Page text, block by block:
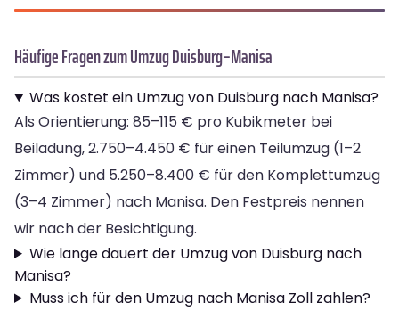
Häufige Fragen zum Umzug Duisburg–Manisa
Was kostet ein Umzug von Duisburg nach Manisa?
Als Orientierung: 85–115 € pro Kubikmeter bei
Beiladung, 2.750–4.450 € für einen Teilumzug (1–2
Zimmer) und 5.250–8.400 € für den Komplettumzug
(3–4 Zimmer) nach Manisa. Den Festpreis nennen
wir nach der Besichtigung.
Wie lange dauert der Umzug von Duisburg nach
Manisa?
Muss ich für den Umzug nach Manisa Zoll zahlen?